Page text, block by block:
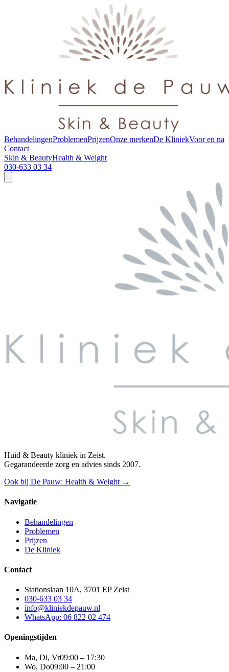
BehandelingenProblemenPrijzenOnze merkenDe KliniekVoor en na
Contact
Skin & BeautyHealth & Weight
030-633 03 34
Huid & Beauty kliniek in Zeist.
Gegarandeerde zorg en advies sinds 2007.
Ook bij De Pauw: Health & Weight →
Navigatie
Behandelingen
Problemen
Prijzen
De Kliniek
Contact
Stationslaan 10A, 3701 EP Zeist
030-633 03 34
info@kliniekdepauw.nl
WhatsApp: 06 822 02 474
Openingstijden
Ma, Di, Vr09:00 – 17:30
Wo, Do09:00 – 21:00